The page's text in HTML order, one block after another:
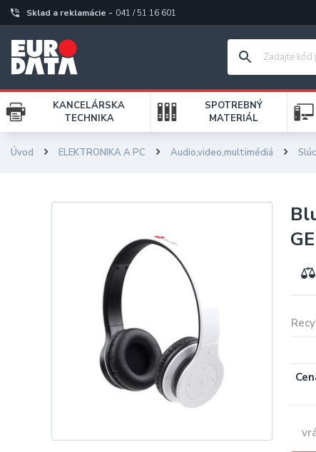
Sklad a reklamácie - 041 / 51 16 601
KANCELÁRSKA
TECHNIKA
SPOTREBNÝ
MATERIÁL
Úvod ELEKTRONIKA A PC Audio,video,multimédiá